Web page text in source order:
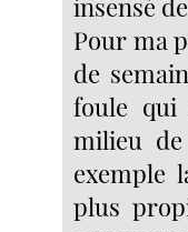
insensé
Pour ma
de
foule qui
milieu
exemple
plus